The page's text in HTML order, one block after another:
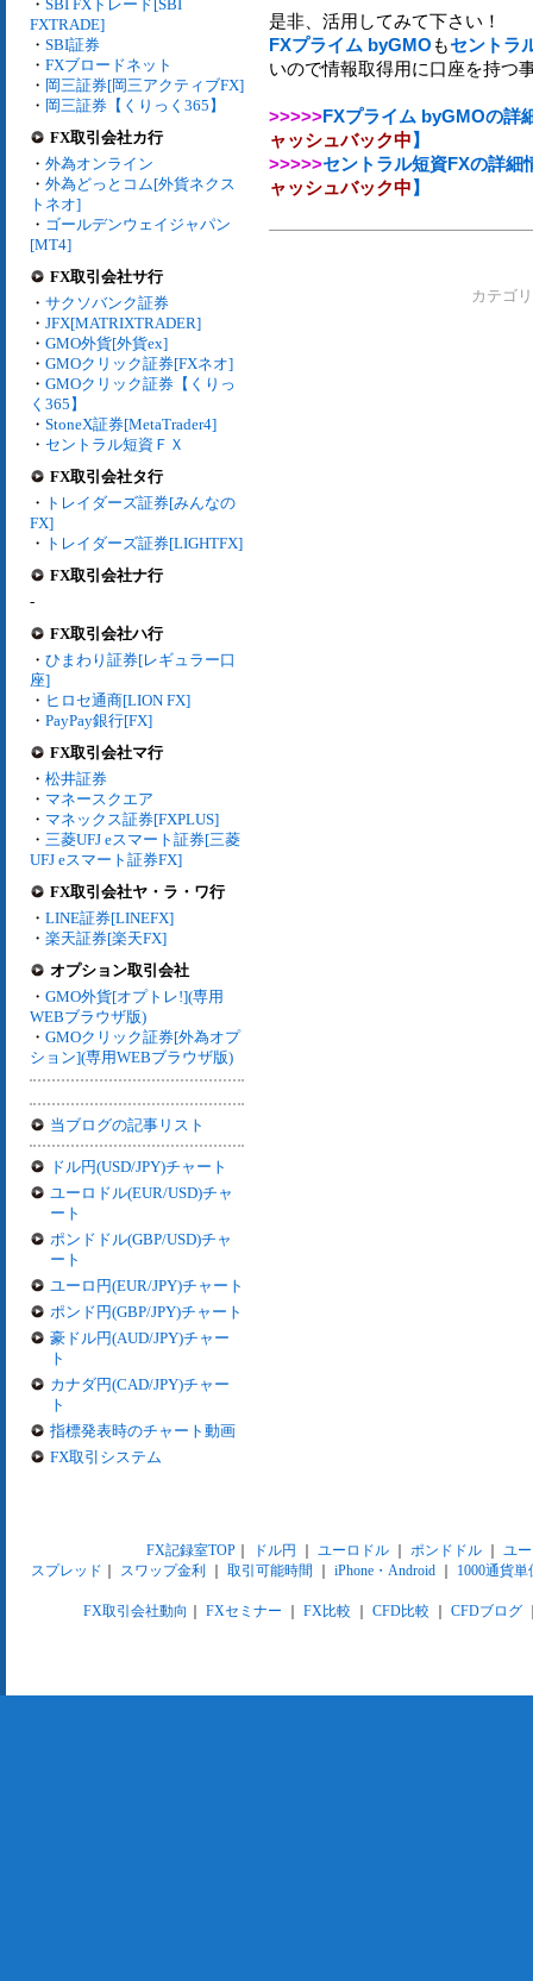
・ SBI FXトレード[SBI
FXTRADE]
・ SBI証券
・ FXブロードネット
・ 岡三証券[岡三アクティブFX]
・ 岡三証券【くりっく365】
FX取引会社カ行
・ 外為オンライン
・ 外為どっとコム[外貨ネクス
トネオ]
・ ゴールデンウェイジャパン
[MT4]
FX取引会社サ行
・ サクソバンク証券
・ JFX[MATRIXTRADER]
・ GMO外貨[外貨ex]
・ GMOクリック証券[FXネオ]
・ GMOクリック証券【くりっ
く365】
・ StoneX証券[MetaTrader4]
・ セントラル短資ＦＸ
FX取引会社タ行
・ トレイダーズ証券[みんなの
FX]
・ トレイダーズ証券[LIGHTFX]
FX取引会社ナ行
-
FX取引会社ハ行
・ ひまわり証券[レギュラー口
座]
・ ヒロセ通商[LION FX]
・ PayPay銀行[FX]
FX取引会社マ行
・ 松井証券
・ マネースクエア
・ マネックス証券[FXPLUS]
・ 三菱UFJ eスマート証券[三菱
UFJ eスマート証券FX]
FX取引会社ヤ・ラ・ワ行
・ LINE証券[LINEFX]
・ 楽天証券[楽天FX]
オプション取引会社
・ GMO外貨[オプトレ!](専用
WEBブラウザ版)
・ GMOクリック証券[外為オプ
ション](専用WEBブラウザ版)
当ブログの記事リスト
ドル円(USD/JPY)チャート
ユーロドル(EUR/USD)チャ
ート
ポンドドル(GBP/USD)チャ
ート
ユーロ円(EUR/JPY)チャート
ポンド円(GBP/JPY)チャート
豪ドル円(AUD/JPY)チャー
ト
カナダ円(CAD/JPY)チャー
ト
指標発表時のチャート動画
FX取引システム
是非、活用してみて下さい！
FXプライム byGMOもセントラ
いので情報取得用に口座を持つ
>>>>>FXプライム byGMOの詳
ャッシュバック中】
>>>>>セントラル短資FXの詳細
ャッシュバック中】
カテゴ
FX記録室TOP｜ ドル円 ユーロドル｜ ポンドドル｜ ユ
スプレッド
スワップ金利 取引可能時間 iPhone・Android 1000通貨単
FX取引会社動向 FXセミナー FX比較 CFD比較 CFDブログ